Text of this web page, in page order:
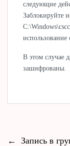
следующие
Заблокируйте
использование
В этом случае
зашифрованы.
←
Запись в